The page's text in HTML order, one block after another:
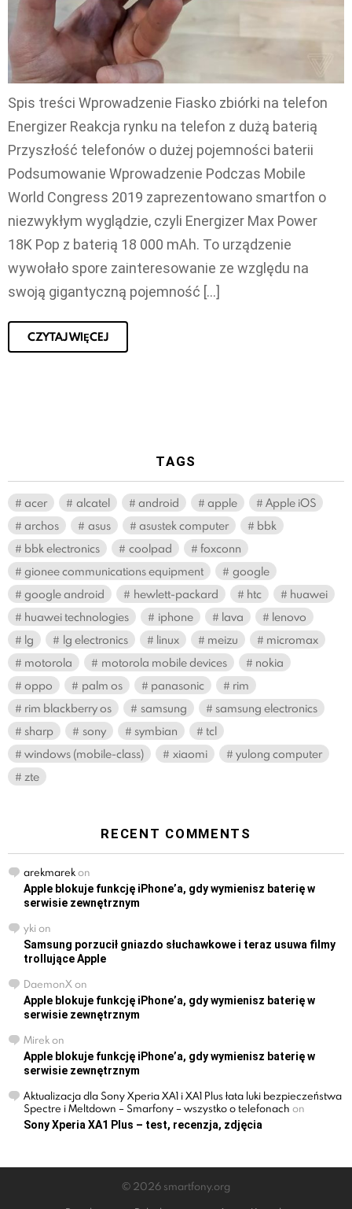
Spis treści Wprowadzenie Fiasko zbiórki na telefon
Energizer Reakcja rynku na telefon z dużą baterią
Przyszłość telefonów o dużej pojemności baterii
Podsumowanie Wprowadzenie Podczas Mobile
World Congress 2019 zaprezentowano smartfon o
niezwykłym wyglądzie, czyli Energizer Max Power
18K Pop z baterią 18 000 mAh. To urządzenie
wywołało spore zainteresowanie ze względu na
swoją gigantyczną pojemność […]
CZYTAJ WIĘCEJ
TAGS
acer alcatel android apple
Apple iOS
archos
asus asustek computer
bbk
bbk electronics
coolpad
foxconn
gionee communications equipment
google
google android
hewlett-packard htc
huawei
huawei technologies
iphone lava
lenovo
lg
lg electronics linux meizu
micromax
motorola
motorola mobile devices
nokia
oppo
palm os panasonic
rim
rim blackberry os
samsung
samsung electronics
sharp
sony symbian
tcl
windows (mobile-class)
xiaomi
yulong computer
zte
RECENT COMMENTS
arekmarekon
Apple blokuje funkcję iPhone’a, gdy wymienisz baterię w
serwisie zewnętrznym
yki on
Samsung porzucił gniazdo słuchawkowe i teraz usuwa filmy
trollujące Apple
DaemonXon
Apple blokuje funkcję iPhone’a, gdy wymienisz baterię w
serwisie zewnętrznym
Mirekon
Apple blokuje funkcję iPhone’a, gdy wymienisz baterię w
serwisie zewnętrznym
Aktualizacja dla Sony Xperia XA1 i XA1 Plus łata luki bezpieczeństwa
Spectre i Meltdown – Smarfony – wszystko o telefonach on
Sony Xperia XA1 Plus – test, recenzja, zdjęcia
© 2026 smartfony.org